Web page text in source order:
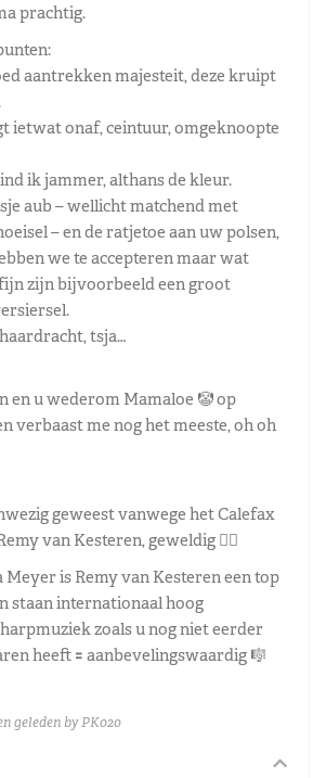
prachtig.
aantrekken majesteit, deze kruipt
ietwat onaf, ceintuur, omgeknoopte
ik jammer, althans de kleur.
aub – wellicht matchend met
– en de ratjetoe aan uw polsen,
we te accepteren maar wat
zijn bijvoorbeeld een groot
tsja…
en u wederom Mamaloe 🤡 op
verbaast me nog het meeste, oh oh
geweest vanwege het Calefax
van Kesteren, geweldig 👌🏼
Meyer is Remy van Kesteren een top
staan internationaal hoog
zoals u nog niet eerder
heeft 🟰 aanbevelingswaardig 🎼
geleden by PK020